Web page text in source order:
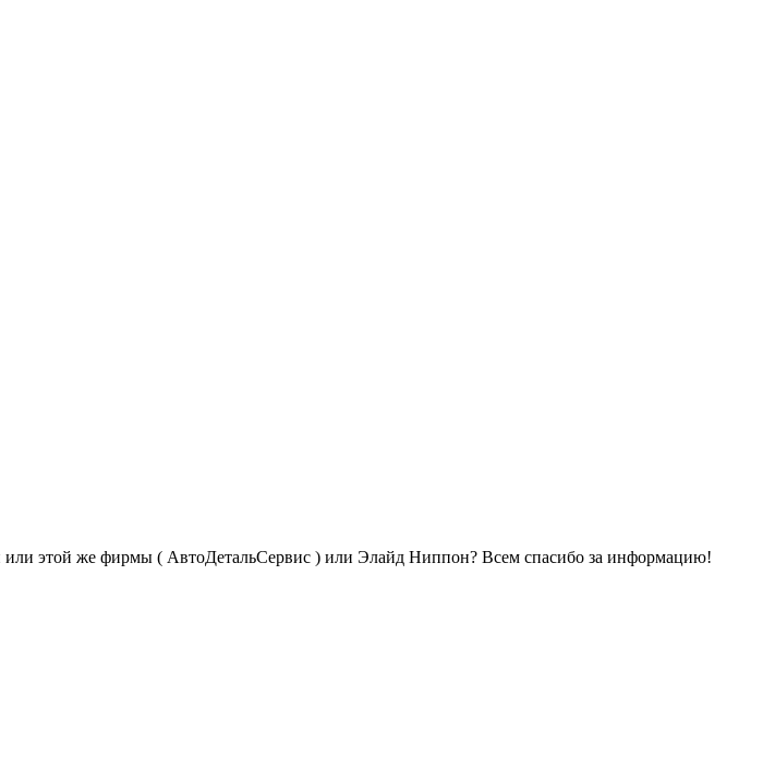
или этой же фирмы ( АвтоДетальСервис ) или Элайд Ниппон? Всем спасибо за информацию!